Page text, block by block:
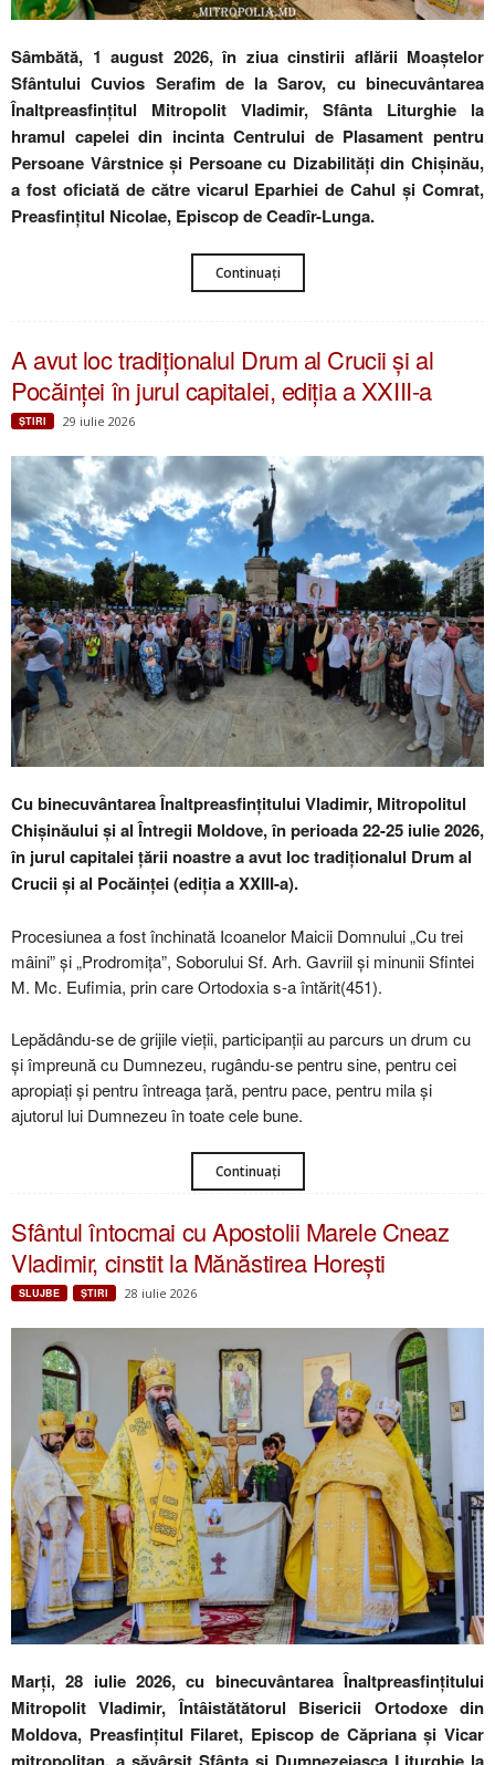
Sâmbătă, 1 august 2026, în ziua cinstirii aflării Moaștelor
Sfântului Cuvios Serafim de la Sarov, cu binecuvântarea
Înaltpreasfințitul Mitropolit Vladimir, Sfânta Liturghie la
hramul capelei din incinta Centrului de Plasament pentru
Persoane Vârstnice și Persoane cu Dizabilități din Chișinău,
a fost oficiată de către vicarul Eparhiei de Cahul și Comrat,
Preasfințitul Nicolae, Episcop de Ceadîr-Lunga.
Continuați
A avut loc tradiționalul Drum al Crucii și al
Pocăinței în jurul capitalei, ediția a XXIII-a
ŞTIRI 29 iulie 2026
Cu binecuvântarea Înaltpreasfințitului Vladimir, Mitropolitul
Chișinăului și al Întregii Moldove, în perioada 22-25 iulie 2026,
în jurul capitalei țării noastre a avut loc tradiționalul Drum al
Crucii și al Pocăinței (ediția a XXIII-a).
Procesiunea a fost închinată Icoanelor Maicii Domnului „Cu trei
mâini” și „Prodromița”, Soborului Sf. Arh. Gavriil și minunii Sfintei
M. Mc. Eufimia, prin care Ortodoxia s-a întărit(451).
Lepădându-se de grijile vieții, participanții au parcurs un drum cu
și împreună cu Dumnezeu, rugându-se pentru sine, pentru cei
apropiați și pentru întreaga țară, pentru pace, pentru mila și
ajutorul lui Dumnezeu în toate cele bune.
Continuați
Sfântul întocmai cu Apostolii Marele Cneaz
Vladimir, cinstit la Mănăstirea Horești
SLUJBE ŞTIRI 28 iulie 2026
Marți, 28 iulie 2026, cu binecuvântarea Înaltpreasfințitului
Mitropolit Vladimir, Întâistătătorul Bisericii Ortodoxe din
Moldova, Preasfințitul Filaret, Episcop de Căpriana și Vicar